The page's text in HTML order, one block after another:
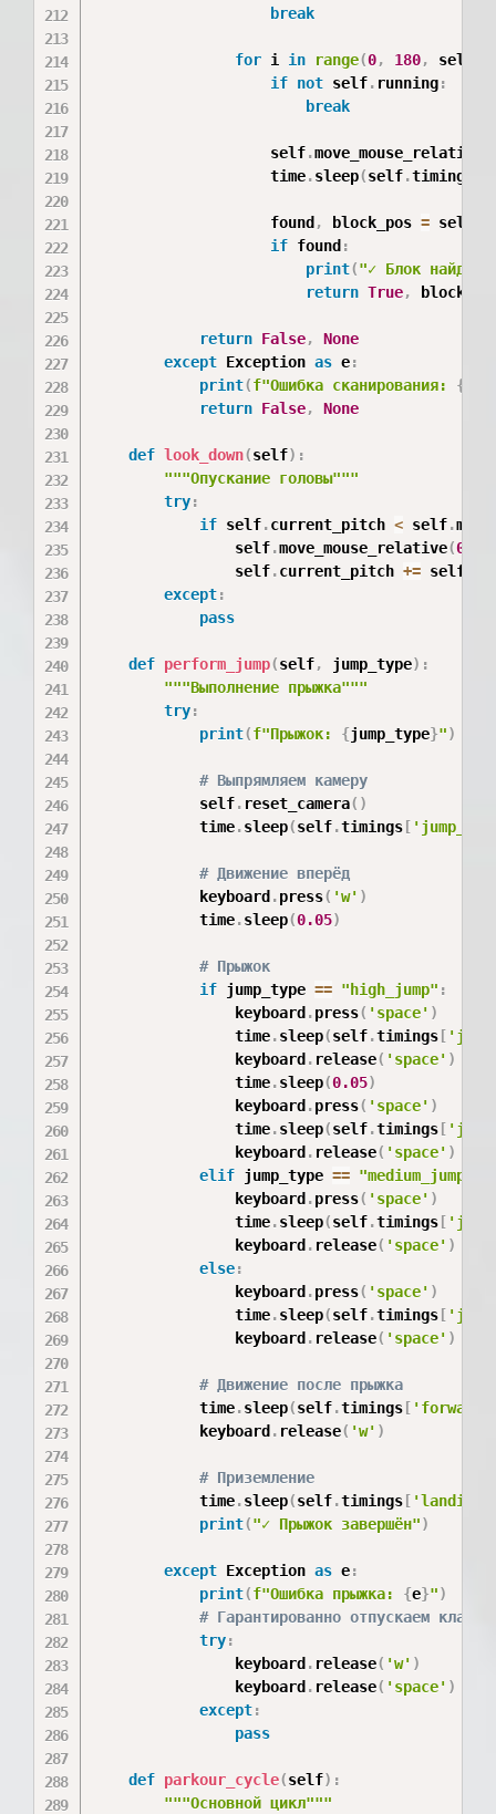
break
for i in range(0, 180, self
if not self. running:
break
                    self
.move_mouse_relative
                    time
.sleep(self.timings
                    found
, block_pos = self
if found :
print("✓ Блок
return True,
return False,
None
except Exception as e:
print(f"Ошибка сканирования: {
return False, None
def look_down(self) :
"""Опускание головы"""
try:
if self.current_pitch < self.
                self
.move_mouse_relative(0
                self
.current_pitch += self
except:
pass
def perform_jump(self, jump_type) :
"""Выполнение прыжка"""
try:
print(f"Прыжок: {jump_type}")
# Выпрямляем камеру
            self
. reset_camera( )
            time
.sleep(self.timings [
# Движение вперёд
            keyboard
.press( 'w' )
            time
.sleep(0.05)
# Прыжок
if jump_type == "high_jump" :
                keyboard
.press( 'space' )
                time
.sleep(self.timings [
                keyboard
. release( 'space' )
                time
.sleep(0.05)
                keyboard
.press( 'space' )
                time
.sleep(self.timings [
                keyboard
. release( 'space' )
elif jump_type == "medium_jump"
                keyboard
.press( 'space' )
                time
.sleep(self.timings [
                keyboard
. release( 'space' )
else:
                keyboard
.press( 'space' )
                time
.sleep(self.timings [
                keyboard
. release( 'space' )
# Движение после прыжка
            time
.sleep(self.timings [
            keyboard
. release( 'w' )
# Приземление
            time
.sleep(self.timings [
print("✓ Прыжок завершён")
except Exception as e:
print(f"Ошибка прыжка: {e}")
# Гарантированно отпускаем
try:
                keyboard
. release( 'w' )
                keyboard
. release( 'space' )
except:
pass
def parkour_cycle(self) :
"""Основной цикл"""